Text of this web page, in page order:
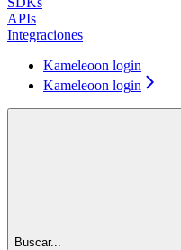
APIs
Integraciones
Kameleoon login
Kameleoon login
Buscar...